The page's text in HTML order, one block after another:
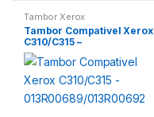
Tambor Xerox
Tambor Compativel Xerox
C310/C315 –
013R00689/013R00692